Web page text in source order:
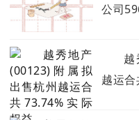
公司
越运